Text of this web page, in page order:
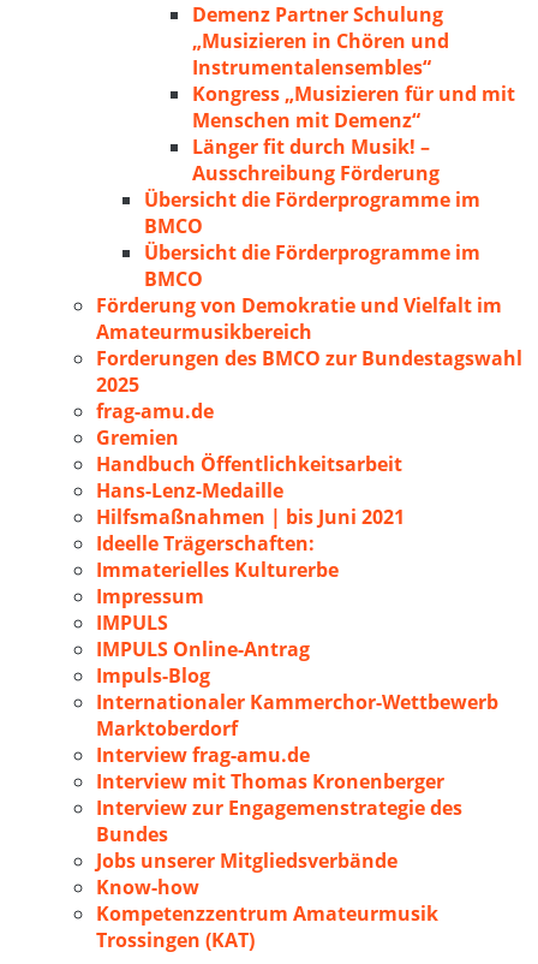
Demenz Partner Schulung
„Musizieren in Chören und
Instrumentalensembles“
Kongress „Musizieren für und mit
Menschen mit Demenz“
Länger fit durch Musik! –
Ausschreibung Förderung
Übersicht die Förderprogramme im
BMCO
Übersicht die Förderprogramme im
BMCO
Förderung von Demokratie und Vielfalt im
Amateurmusikbereich
Forderungen des BMCO zur Bundestagswahl
2025
frag-amu.de
Gremien
Handbuch Öffentlichkeitsarbeit
Hans-Lenz-Medaille
Hilfsmaßnahmen | bis Juni 2021
Ideelle Trägerschaften:
Immaterielles Kulturerbe
Impressum
IMPULS
IMPULS Online-Antrag
Impuls-Blog
Internationaler Kammerchor-Wettbewerb
Marktoberdorf
Interview frag-amu.de
Interview mit Thomas Kronenberger
Interview zur Engagemenstrategie des
Bundes
Jobs unserer Mitgliedsverbände
Know-how
Kompetenzzentrum Amateurmusik
Trossingen (KAT)